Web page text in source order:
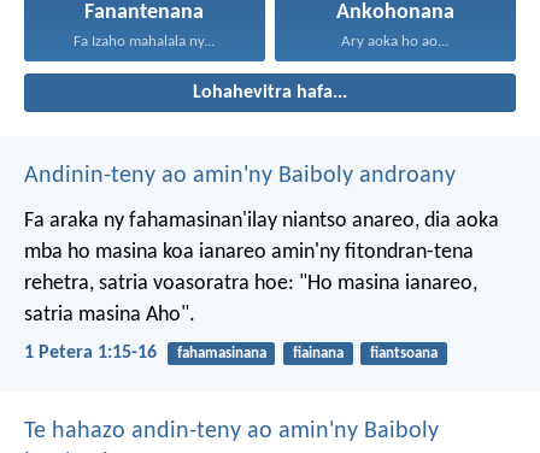
Fanantenana
Fa Izaho mahalala ny...
Ankohonana
Ary aoka ho ao...
Lohahevitra hafa...
Andinin-teny ao amin'ny Baiboly androany
Fa araka ny fahamasinan'ilay niantso anareo, dia aoka
mba ho masina koa ianareo amin'ny fitondran-tena
rehetra, satria voasoratra hoe: "Ho masina ianareo,
satria masina Aho".
1 Petera 1:15-16 fahamasinana fiainana fiantsoana
Te hahazo andin-teny ao amin'ny Baiboly